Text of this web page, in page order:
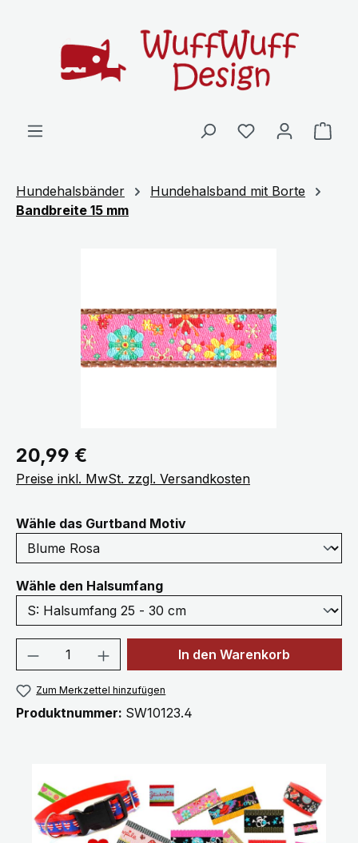
Hundehalsbänder
Hundehalsband mit Borte
Bandbreite 15 mm
Regulärer Preis:
20,99 €
Preise inkl. MwSt. zzgl. Versandkosten
Wähle das Gurtband Motivauswählen
Wähle den Halsumfangauswählen
Produkt Anzahl: Gib denIn den Warenkorb
Zum Merkzettel hinzufügen
Produktnummer: SW10123.4